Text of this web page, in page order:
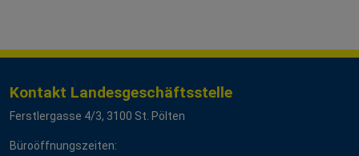
Kontakt Landesgeschäftsstelle
Ferstlergasse 4/3, 3100 St. Pölten
Büroöffnungszeiten: